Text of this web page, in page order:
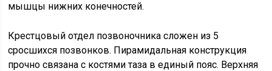
мышцы нижних конечностей.
Крестцовый отдел позвоночника сложен из 5
сросшихся позвонков. Пирамидальная конструкция
прочно связана с костями таза в единый пояс. Верхняя